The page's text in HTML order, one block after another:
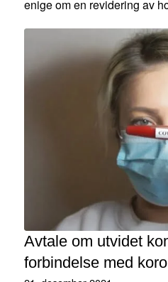
enige om en revidering av
Avtale om utvidet
forbindelse med